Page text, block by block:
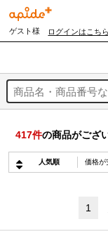
ゲスト様 ログインはこちら
417件の商品がござ
人気順 価格が
1